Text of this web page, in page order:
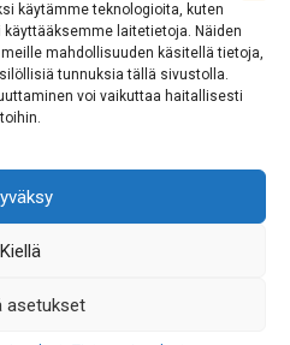
käytämme teknologioita, kuten
laitetietoja. Näiden
mahdollisuuden käsitellä tietoja,
tunnuksia tällä sivustolla.
voi vaikuttaa haitallisesti
Kiellä
asetukset